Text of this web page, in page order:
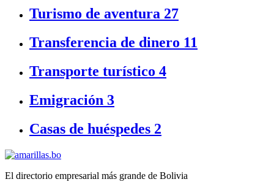
Turismo de aventura 27
Transferencia de dinero 11
Transporte turístico 4
Emigración 3
Casas de huéspedes 2
El directorio empresarial más grande de Bolivia